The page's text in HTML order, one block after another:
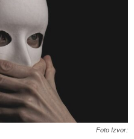
Foto Izvor: